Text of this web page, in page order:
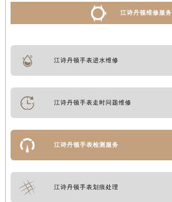
江诗丹顿维修服务
江诗丹顿手表进水维修
江诗丹顿手表走时问题维修
江诗丹顿手表检测服务
江诗丹顿手表划痕处理